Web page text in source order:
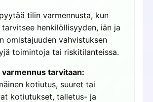
tilin varmennusta, kun
henkilöllisyyden, iän ja
omistajuuden vahvistuksen
toimintoja tai riskitilanteissa.
varmennus tarvitaan:
kotiutus, suuret tai
kotiutukset, talletus- ja